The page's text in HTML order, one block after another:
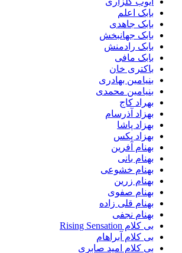
بابک اعلم
بابک جاهدی
بابک جهانبخش
بابک رادمنش
بابک مافی
باکتری خان
بنیامین بهادری
بنیامین محمدی
بهراد کاج
بهزاد آذرسام
بهزاد پاشا
بهزاد پکس
بهنام آفرین
بهنام بانی
بهنام خشوعی
بهنام زرین
بهنام صفوی
بهنام قلی زاده
بهنام نجفی
بی کلام Rising Sensation
بی کلام آبراهام
بی کلام امید صابری